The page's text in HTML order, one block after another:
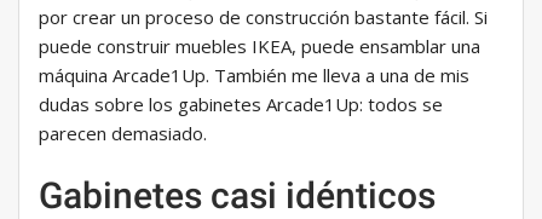
por crear un proceso de construcción bastante fácil. Si
puede construir muebles IKEA, puede ensamblar una
máquina Arcade1Up. También me lleva a una de mis
dudas sobre los gabinetes Arcade1Up: todos se
parecen demasiado.
Gabinetes casi idénticos